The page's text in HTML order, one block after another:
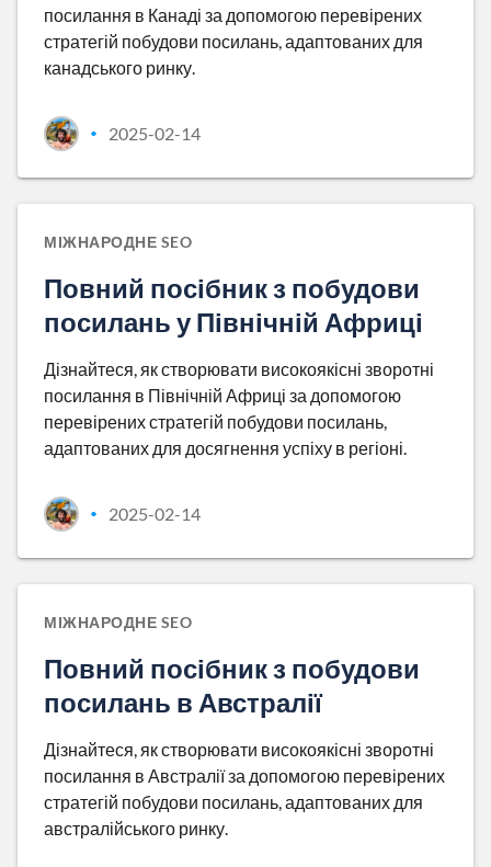
посилання в Канаді за допомогою перевірених
стратегій побудови посилань, адаптованих для
канадського ринку.
• 2025-02-14
МІЖНАРОДНЕ SEO
Повний посібник з побудови
посилань у Північній Африці
Дізнайтеся, як створювати високоякісні зворотні
посилання в Північній Африці за допомогою
перевірених стратегій побудови посилань,
адаптованих для досягнення успіху в регіоні.
• 2025-02-14
МІЖНАРОДНЕ SEO
Повний посібник з побудови
посилань в Австралії
Дізнайтеся, як створювати високоякісні зворотні
посилання в Австралії за допомогою перевірених
стратегій побудови посилань, адаптованих для
австралійського ринку.